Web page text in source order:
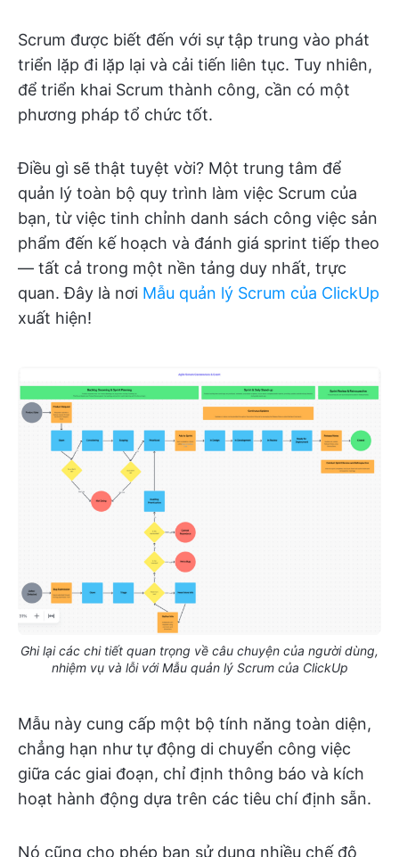
Scrum được biết đến với sự tập trung vào phát
triển lặp đi lặp lại và cải tiến liên tục. Tuy nhiên,
để triển khai Scrum thành công, cần có một
phương pháp tổ chức tốt.
Điều gì sẽ thật tuyệt vời? Một trung tâm để
quản lý toàn bộ quy trình làm việc Scrum của
bạn, từ việc tinh chỉnh danh sách công việc sản
phẩm đến kế hoạch và đánh giá sprint tiếp theo
— tất cả trong một nền tảng duy nhất, trực
quan. Đây là nơi Mẫu quản lý Scrum của ClickUp
xuất hiện!
Ghi lại các chi tiết quan trọng về câu chuyện của người dùng,
nhiệm vụ và lỗi với Mẫu quản lý Scrum của ClickUp
Mẫu này cung cấp một bộ tính năng toàn diện,
chẳng hạn như tự động di chuyển công việc
giữa các giai đoạn, chỉ định thông báo và kích
hoạt hành động dựa trên các tiêu chí định sẵn.
Nó cũng cho phép bạn sử dụng nhiều chế độ